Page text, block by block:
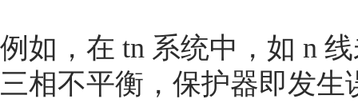
例如，在 tn 系统中，如 n
三相不平衡，保护器即发